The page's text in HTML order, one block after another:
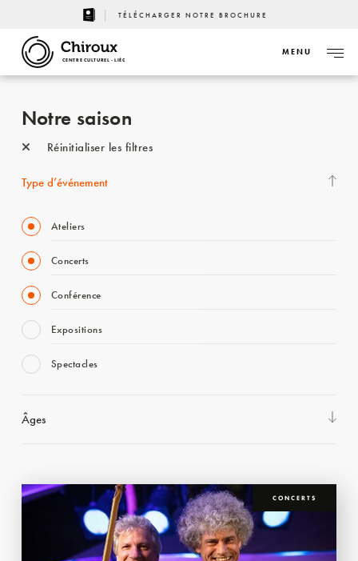
TÉLÉCHARGER NOTRE BROCHURE
CENTRE CULTUREL - LIÈGE
MENU
Notre saison
Réinitialiser les filtres
Type d’événement
Ateliers
Concerts
Conférence
Expositions
Spectacles
Âges
CONCERTS